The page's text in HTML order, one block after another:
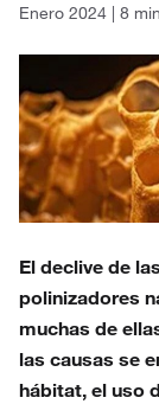
Enero 2024 | 8
El declive de
polinizadores
muchas de
las causas se
hábitat, el uso